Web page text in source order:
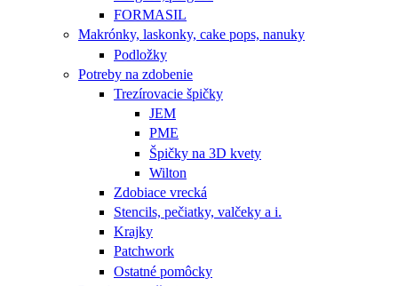
FORMASIL
Makrónky, laskonky, cake pops, nanuky
Podložky
Potreby na zdobenie
Trezírovacie špičky
JEM
PME
Špičky na 3D kvety
Wilton
Zdobiace vrecká
Stencils, pečiatky, valčeky a i.
Krajky
Patchwork
Ostatné pomôcky